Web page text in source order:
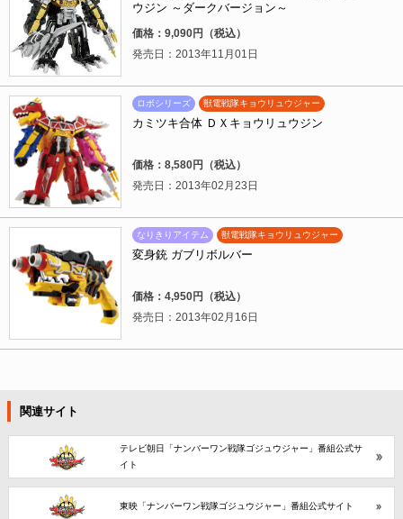
ウジン ～ダークバージョン～
価格：9,090円（税込）
発売日：2013年11月01日
ロボシリーズ 獣電戦隊キョウリュウジャー
カミツキ合体 ＤＸキョウリュウジン
価格：8,580円（税込）
発売日：2013年02月23日
なりきりアイテム 獣電戦隊キョウリュウジャー
変身銃 ガブリボルバー
価格：4,950円（税込）
発売日：2013年02月16日
関連サイト
テレビ朝日「ナンバーワン戦隊ゴジュウジャー」番組公式サ
イト
東映「ナンバーワン戦隊ゴジュウジャー」番組公式サイト